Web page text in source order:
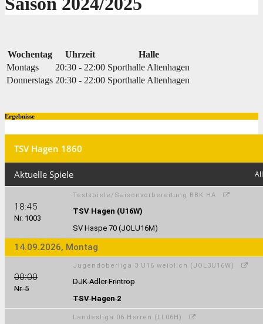
Wochentag Uhrzeit
Halle
Montags
20:30 - 22:00 Sporthalle Altenhagen
Donnerstags 20:30 - 22:00 Sporthalle Altenhagen
Ergebnisse